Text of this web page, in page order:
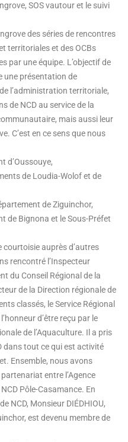
SOS vautour et le suivi
des séries de rencontres
territoriales et des OCBs
par une équipe. L’objectif de
une présentation de
l’administration territoriale,
de NCD au service de la
mais aussi leur
C’est en ce sens que nous
d’Oussouye,
de Loudia-Wolof et de
de Ziguinchor,
de Bignona et le Sous-Préfet
courtoisie auprès d’autres
rencontré l’Inspecteur
du Conseil Régional de la
de la Direction régionale de
classés, le Service Régional
d’être reçu par le
de l’Aquaculture. Il a pris
dans tout ce qui est activité
Ensemble, nous avons
entre l’Agence
Pôle-Casamance. En
NCD, Monsieur DIÉDHIOU,
est devenu membre de